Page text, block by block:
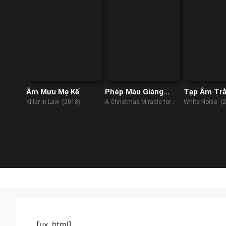
Âm Mưu Mẹ Kế
Killer In Law (2018)
Phép Màu Giáng
Sinh Cho Daisy
A Christmas Miracle for
Tạp Âm
White Noise